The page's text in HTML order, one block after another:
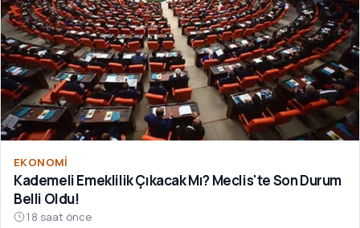
EKONOMI
Kademeli Emeklilik Çıkacak Mı? Meclis'te Son Durum
Belli Oldu!
18 saat önce